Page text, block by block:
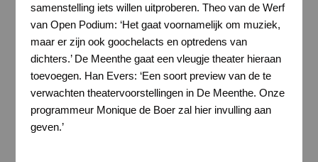
samenstelling iets willen uitproberen. Theo van de Werf
van Open Podium: ‘Het gaat voornamelijk om muziek,
maar er zijn ook goochelacts en optredens van
dichters.’ De Meenthe gaat een vleugje theater hieraan
toevoegen. Han Evers: ‘Een soort preview van de te
verwachten theatervoorstellingen in De Meenthe. Onze
programmeur Monique de Boer zal hier invulling aan
geven.’